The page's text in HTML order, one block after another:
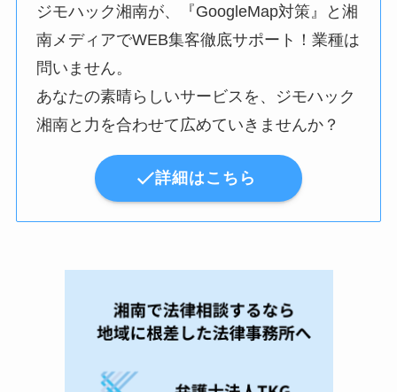
ジモハック湘南が、『GoogleMap対策』と湘
南メディアでWEB集客徹底サポート！業種は
問いません。
あなたの素晴らしいサービスを、ジモハック
湘南と力を合わせて広めていきませんか？
詳細はこちら